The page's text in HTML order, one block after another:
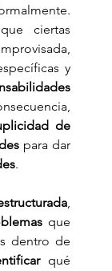
y
de
para dar
.
,
que
dentro de